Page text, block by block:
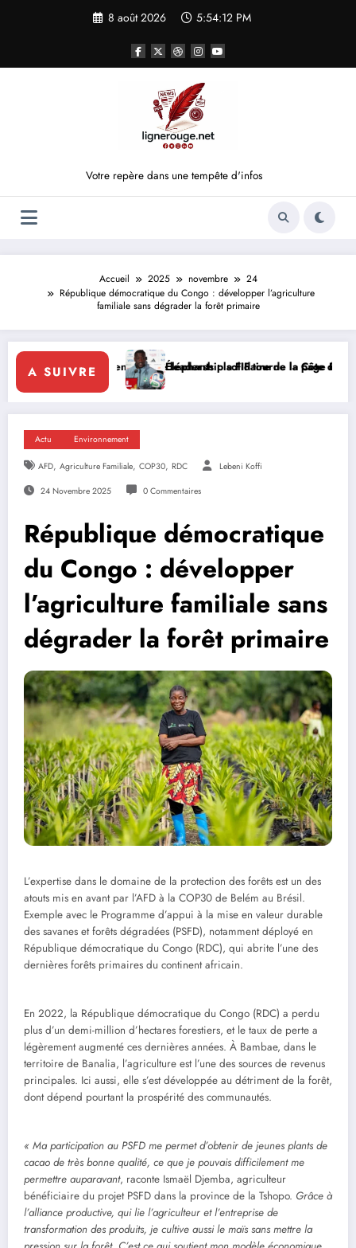
8 août 2026 5:54:12 PM
Votre repère dans une tempête d'infos
Accueil 2025 novembre
24
République démocratique du Congo : développer l’agriculture
familiale sans dégrader la forêt primaire
A SUIVRE
le leadership solidaire de la Côte d’Ivoire en Afrique
Éléphants : la FIF tourne la page Emerse Faé
Actu Environnement
AFD, Agriculture Familiale, COP30, RDC Lebeni Koffi
24 Novembre 2025 0 Commentaires
République démocratique
du Congo : développer
l’agriculture familiale sans
dégrader la forêt primaire
L’expertise dans le domaine de la protection des forêts est un des
atouts mis en avant par l’AFD à la COP30 de Belém au Brésil.
Exemple avec le Programme d’appui à la mise en valeur durable
des savanes et forêts dégradées (PSFD), notamment déployé en
République démocratique du Congo (RDC), qui abrite l’une des
dernières forêts primaires du continent africain.
En 2022, la République démocratique du Congo (RDC) a perdu
plus d’un demi-million d’hectares forestiers, et le taux de perte a
légèrement augmenté ces dernières années. À Bambae, dans le
territoire de Banalia, l’agriculture est l’une des sources de revenus
principales. Ici aussi, elle s’est développée au détriment de la forêt,
dont dépend pourtant la prospérité des communautés.
« Ma participation au PSFD me permet d’obtenir de jeunes plants de
cacao de très bonne qualité, ce que je pouvais difficilement me
permettre auparavant, raconte Ismaël Djemba, agriculteur
bénéficiaire du projet PSFD dans la province de la Tshopo. Grâce à
l’alliance productive, qui lie l’agriculteur et l’entreprise de
transformation des produits, je cultive aussi le maïs sans mettre la